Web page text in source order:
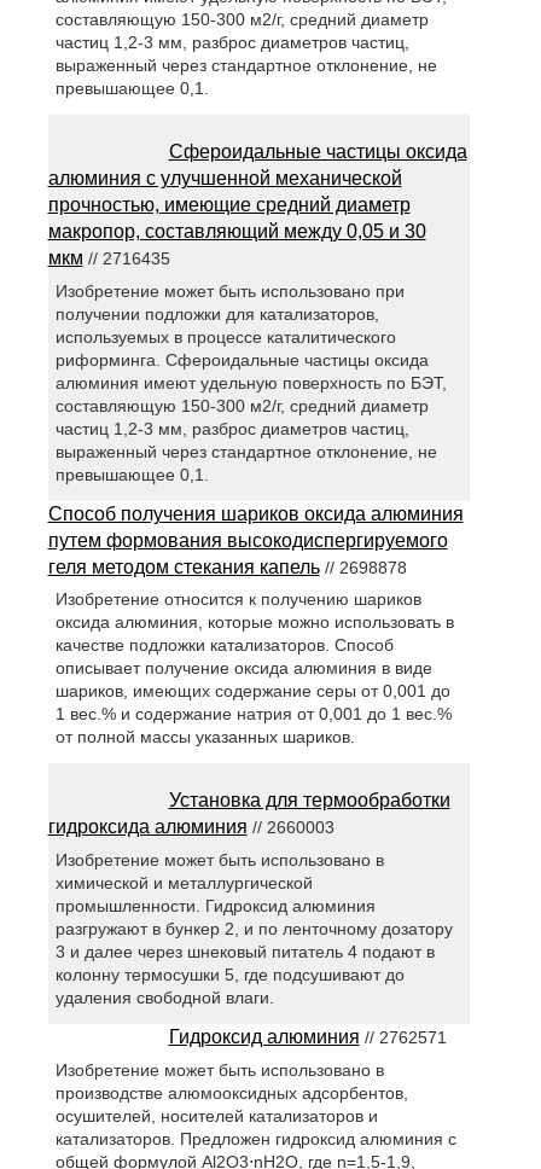
составляющую 150-300 м2/г, средний диаметр
частиц 1,2-3 мм, разброс диаметров частиц,
выраженный через стандартное отклонение, не
превышающее 0,1.
Сфероидальные частицы оксида
алюминия с улучшенной механической
прочностью, имеющие средний диаметр
макропор, составляющий между 0,05 и 30
мкм // 2716435
Изобретение может быть использовано при
получении подложки для катализаторов,
используемых в процессе каталитического
риформинга. Сфероидальные частицы оксида
алюминия имеют удельную поверхность по БЭТ,
составляющую 150-300 м2/г, средний диаметр
частиц 1,2-3 мм, разброс диаметров частиц,
выраженный через стандартное отклонение, не
превышающее 0,1.
Способ получения шариков оксида алюминия
путем формования высокодиспергируемого
геля методом стекания капель// 2698878
Изобретение относится к получению шариков
оксида алюминия, которые можно использовать в
качестве подложки катализаторов. Способ
описывает получение оксида алюминия в виде
шариков, имеющих содержание серы от 0,001 до
1 вес.% и содержание натрия от 0,001 до 1 вес.%
от полной массы указанных шариков.
Установка для термообработки
гидроксида алюминия // 2660003
Изобретение может быть использовано в
химической и металлургической
промышленности. Гидроксид алюминия
разгружают в бункер 2, и по ленточному дозатору
3 и далее через шнековый питатель 4 подают в
колонну термосушки 5, где подсушивают до
удаления свободной влаги.
Гидроксид алюминия // 2762571
Изобретение может быть использовано в
производстве алюмооксидных адсорбентов,
осушителей, носителей катализаторов и
катализаторов. Предложен гидроксид алюминия с
общей формулой Al2O3⋅nH2O, где n=1,5-1,9,